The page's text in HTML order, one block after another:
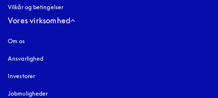
Vilkår og betingelser
Vores virksomhed
Om os
Ansvarlighed
Investorer
Jobmuligheder